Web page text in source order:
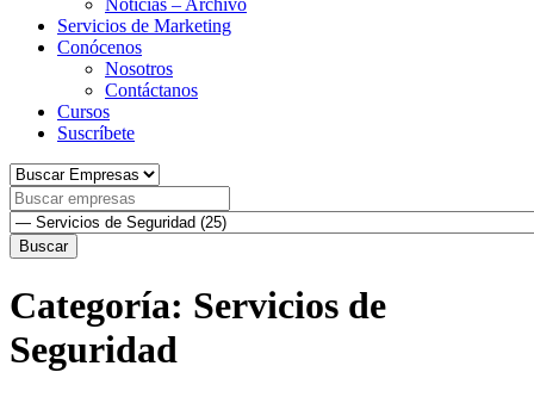
Noticias – Archivo
Servicios de Marketing
Conócenos
Nosotros
Contáctanos
Cursos
Suscríbete
Buscar
Categoría: Servicios de
Seguridad